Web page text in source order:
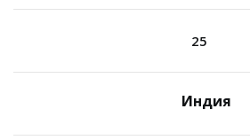
25
Индия